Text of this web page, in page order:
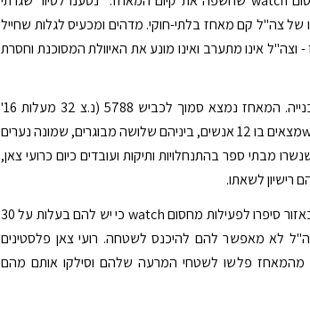
של צה"ל קם מאחז בלתי-חוקי. מדהים ומכעיס לגלות שחייל
אינו מתערב ואינו מונע את האיוולת המסוכנת וחסרת
המאחז החדש נמצא בשלבי בנייה. המאחז נמצא סמוך לכביש 5788 (נ.צ 32 מעלות 16'
(N25.7. לפי נתוני מחסום watchמצאים בו 12 אנשים, ביניהם שלושה מבוגרים, שמונה נערים
הנערים, בני פחות מ-18 שנשרו מבתי ספר בהתנחלויות ותיקות ועובדים כיום כרועי צאן,
רישיון לשאתו.
תושבים פלסטינים המתגוררים באזור סיפרו לפעילות מחסום watch כי יש להם בעלות על 30
לא מאפשר להם להיכנס לשטחה. רועי צאן פלסטינים
מהמאחז פלשו לשטחי המרעה שלהם וסילקו אותם מהם